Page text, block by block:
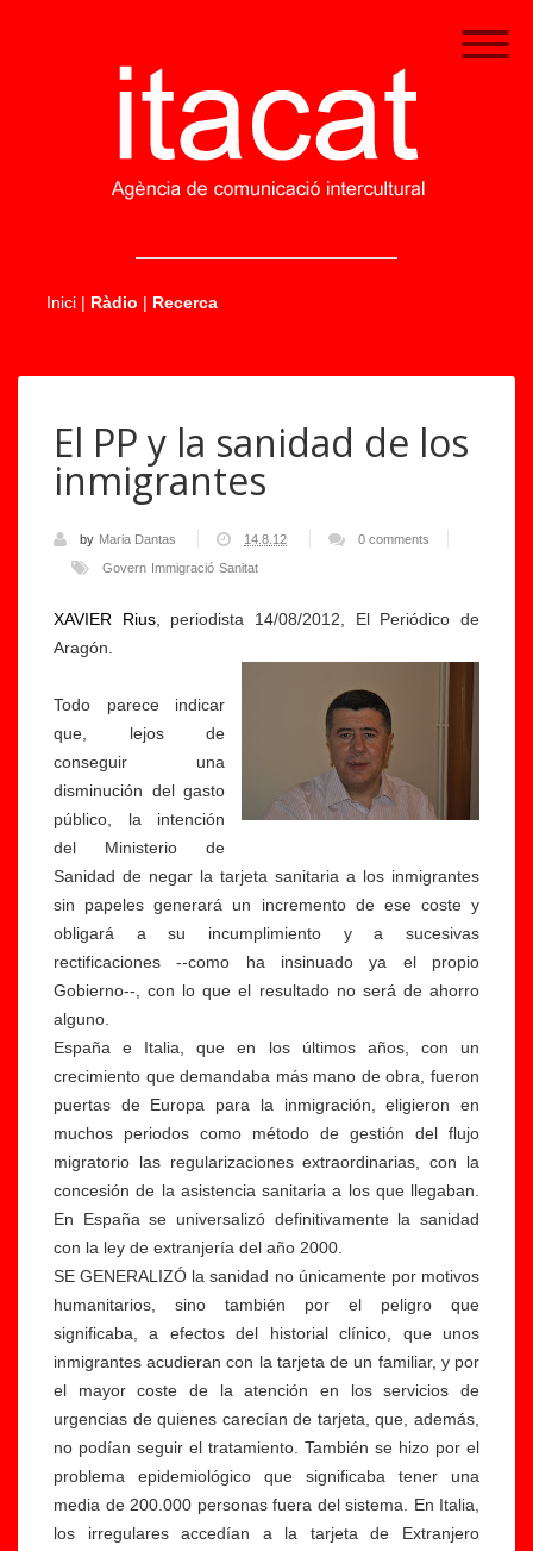
Inici | Ràdio | Recerca
El PP y la sanidad de los
inmigrantes
by Maria Dantas 14.8.12
0 comments
Govern Immigració Sanitat
XAVIER Rius, periodista 14/08/2012, El Periódico de
Aragón.
Todo parece indicar
que, lejos de
conseguir una
disminución del gasto
público, la intención
del Ministerio de
Sanidad de negar la tarjeta sanitaria a los inmigrantes
sin papeles generará un incremento de ese coste y
obligará a su incumplimiento y a sucesivas
rectificaciones --como ha insinuado ya el propio
Gobierno--, con lo que el resultado no será de ahorro
alguno.
España e Italia, que en los últimos años, con un
crecimiento que demandaba más mano de obra, fueron
puertas de Europa para la inmigración, eligieron en
muchos periodos como método de gestión del flujo
migratorio las regularizaciones extraordinarias, con la
concesión de la asistencia sanitaria a los que llegaban.
En España se universalizó definitivamente la sanidad
con la ley de extranjería del año 2000.
SE GENERALIZÓ la sanidad no únicamente por motivos
humanitarios, sino también por el peligro que
significaba, a efectos del historial clínico, que unos
inmigrantes acudieran con la tarjeta de un familiar, y por
el mayor coste de la atención en los servicios de
urgencias de quienes carecían de tarjeta, que, además,
no podían seguir el tratamiento. También se hizo por el
problema epidemiológico que significaba tener una
media de 200.000 personas fuera del sistema. En Italia,
los irregulares accedían a la tarjeta de Extranjero